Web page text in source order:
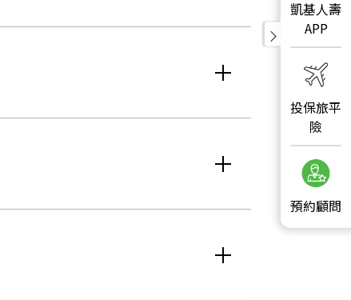
凱基人壽
APP
投保旅平
險
預約顧問